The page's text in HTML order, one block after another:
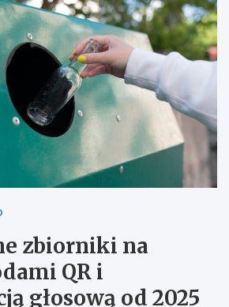
zbiorniki na
QR i
głosową od 2025